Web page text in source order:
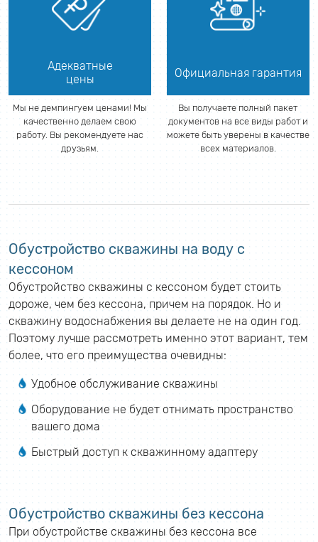
Адекватные
цены
Мы не демпингуем ценами! Мы
качественно делаем свою
работу. Вы рекомендуете нас
друзьям.
Официальная гарантия
Вы получаете полный пакет
документов на все виды работ и
можете быть уверены в качестве
всех материалов.
Обустройство скважины на воду с
кессоном
Обустройство скважины с кессоном будет стоить
дороже, чем без кессона, причем на порядок. Но и
скважину водоснабжения вы делаете не на один год.
Поэтому лучше рассмотреть именно этот вариант, тем
более, что его преимущества очевидны:
Удобное обслуживание скважины
Оборудование не будет отнимать пространство
вашего дома
Быстрый доступ к скважинному адаптеру
Обустройство скважины без кессона
При обустройстве скважины без кессона все